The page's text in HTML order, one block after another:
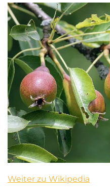
Weiter zu Wikipedia